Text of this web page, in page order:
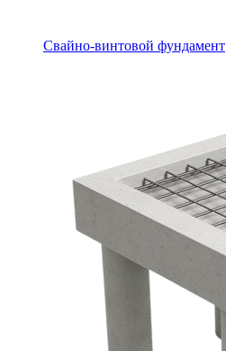
Свайно-винтовой фундамент